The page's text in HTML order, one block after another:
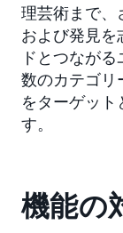
理芸術まで、
および発見を
ドとつなが
数のカテゴリ
をターゲッ
す。
機能の